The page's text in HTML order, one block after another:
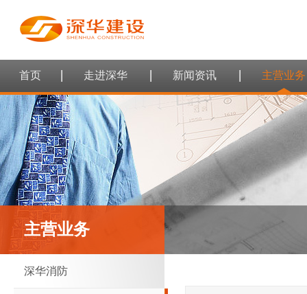
首页 走进深华 新闻资讯 主营业务
主营业务
深华消防